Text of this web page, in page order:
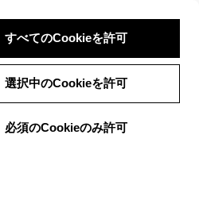
すべてのCookieを許可
選択中のCookieを許可
必須のCookieのみ許可